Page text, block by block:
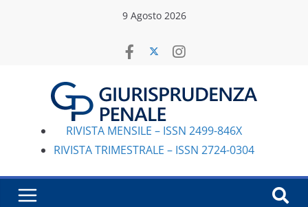
9 Agosto 2026
RIVISTA MENSILE – ISSN 2499-846X
RIVISTA TRIMESTRALE – ISSN 2724-0304